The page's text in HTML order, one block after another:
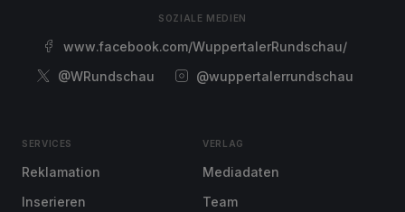
SOZIALE MEDIEN
www.facebook.com/WuppertalerRundschau/
@WRundschau
@wuppertalerrundschau
SERVICES
Reklamation
Inserieren
VERLAG
Mediadaten
Team